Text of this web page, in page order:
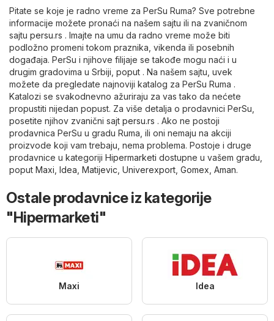
Pitate se koje je radno vreme za PerSu Ruma? Sve potrebne
informacije možete pronaći na našem sajtu ili na zvaničnom
sajtu persu.rs . Imajte na umu da radno vreme može biti
podložno promeni tokom praznika, vikenda ili posebnih
događaja. PerSu i njihove filijaje se takođe mogu naći i u
drugim gradovima u Srbiji, poput . Na našem sajtu, uvek
možete da pregledate najnoviji katalog za PerSu Ruma .
Katalozi se svakodnevno ažuriraju za vas tako da nećete
propustiti nijedan popust. Za više detalja o prodavnici PerSu,
posetite njihov zvanični sajt persu.rs . Ako ne postoji
prodavnica PerSu u gradu Ruma, ili oni nemaju na akciji
proizvode koji vam trebaju, nema problema. Postoje i druge
prodavnice u kategoriji Hipermarketi dostupne u vašem gradu,
poput Maxi Idea Matijevic Univerexport Gomex Aman.
Ostale prodavnice iz kategorije
"Hipermarketi"
Maxi Idea